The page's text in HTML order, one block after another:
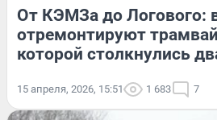
От КЭМЗа до Логового:
отремонтируют
которой столкнулись
15 апреля, 2026, 15:51 1 683 7